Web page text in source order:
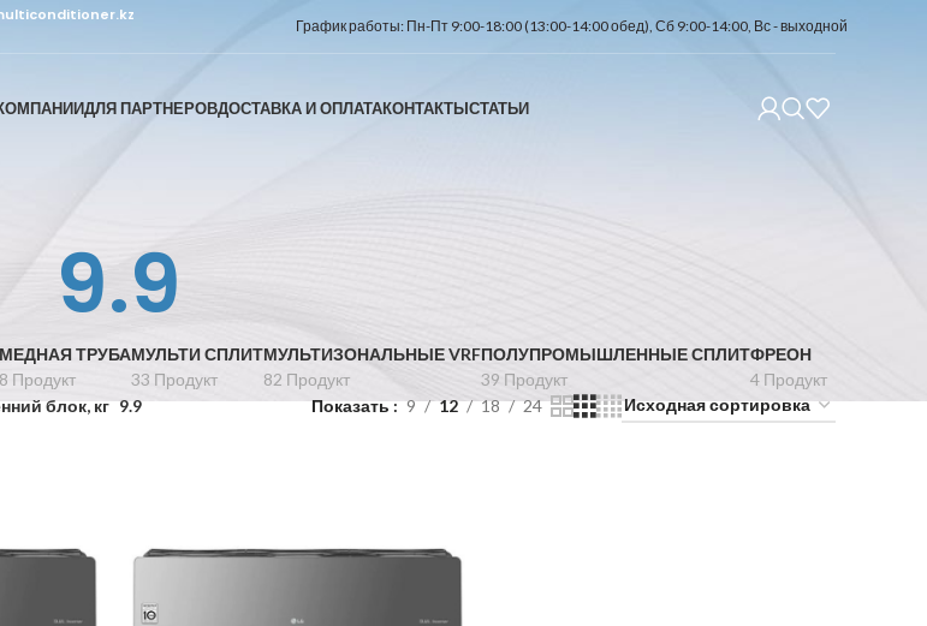
График работы: Пн-Пт 9:00-18:00 (13:00-14:00 обед), Сб 9:00-14:00, Вс - выходной
ДЛЯ ПАРТНЕРОВДОСТАВКА И ОПЛАТАКОНТАКТЫСТАТЬИ
9.9
ТРУБА
8 Продукт
МУЛЬТИ СПЛИТ
33 Продукт
МУЛЬТИЗОНАЛЬНЫЕ VRF
82 Продукт
ПОЛУПРОМЫШЛЕННЫЕ СПЛИТ
39 Продукт
ФРЕОН
4 Продукт
блок, кг 9.9 Показать 9 12 18 24